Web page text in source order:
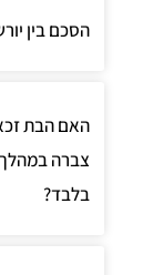
בין יורשים
הבת זכאית
במהלך